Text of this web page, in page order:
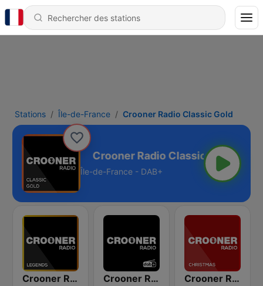
Stations Île-de-France Crooner Radio Classic Gold
Gold
Île-de-France - DAB+
Crooner Radio Legends Crooner Radio Crooner Radio Christmas